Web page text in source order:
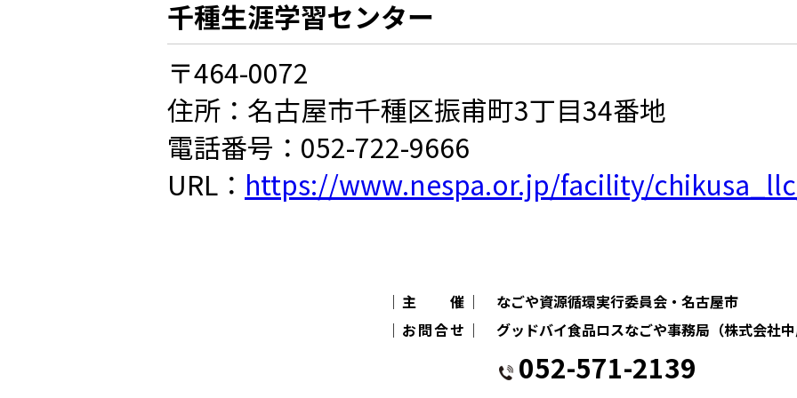
千種生涯学習センター
〒464-0072
住所：名古屋市千種区振甫町3丁目34番地
電話番号：052-722-9666
URL： https://www.nespa.or.jp/facility/
│主 催│
なごや資源循環実行委員会・名古屋市
│お問合せ│
グッドバイ食品ロスなごや事務局（株式会社中
052-571-2139